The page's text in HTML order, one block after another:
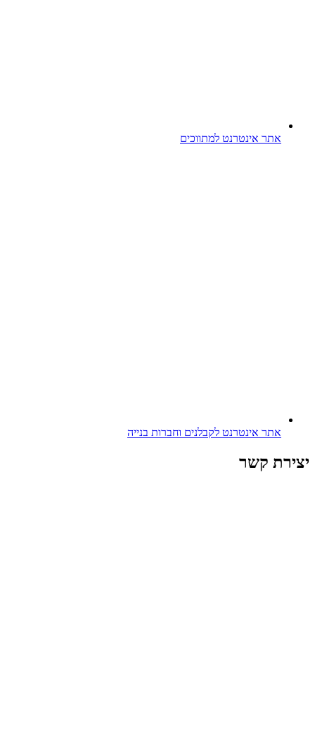
אתר אינטרנט למתווכים
אתר אינטרנט לקבלנים וחברות בנייה
יצירת קשר